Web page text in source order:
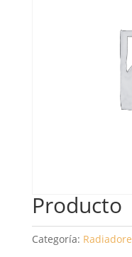
Producto
Categoría: